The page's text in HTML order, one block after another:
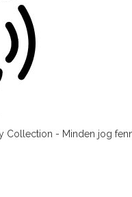
Collection - Minden jog